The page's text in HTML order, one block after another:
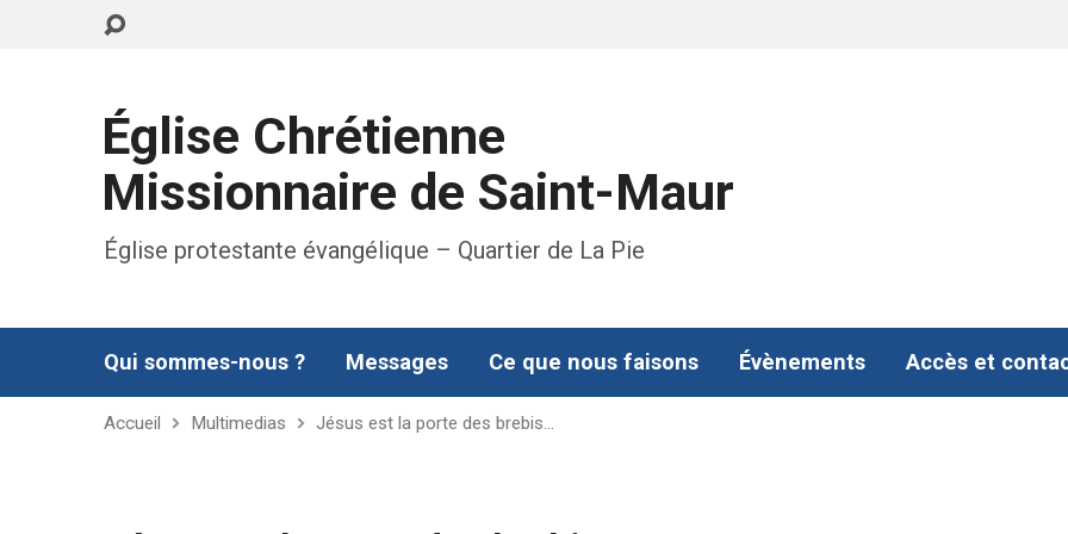
Église Chrétienne
Missionnaire de Saint-Maur
Église protestante évangélique – Quartier de La Pie
Qui sommes-nous ? Messages Ce que nous faisons Évènements Accès et
Accueil Multimedias Jésus est la porte des brebis…